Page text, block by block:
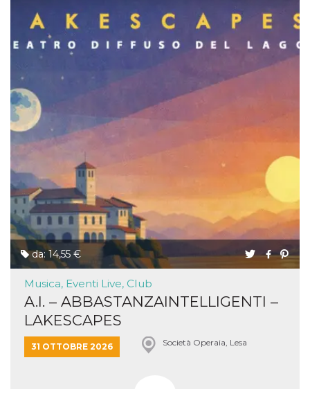
da: 14,55 €
Musica, Eventi Live, Club
A.I. – ABBASTANZAINTELLIGENTI –
LAKESCAPES
31 OTTOBRE 2026 Società Operaia, Lesa